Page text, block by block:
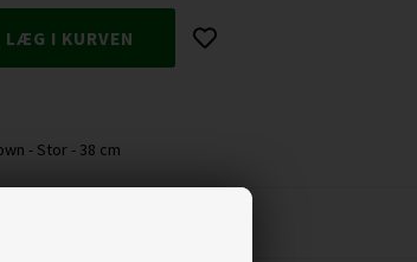
- Stor - 38 cm